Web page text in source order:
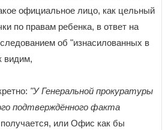
официальное лицо, как цельный
по правам ребенка, в ответ на
об "изнасилованных в
видим,
"У Генеральной прокуратуры
подтверждённого факта
получается, или Офис как бы